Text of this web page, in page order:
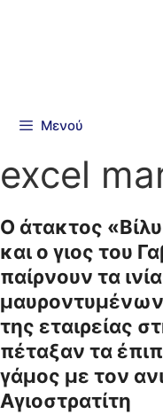
Μενού
excel
Ο άτακτος
και ο γιος του
παίρνουν τα
της εταιρείας
πέταξαν τα
γάμος με τον
Αγιοστρατίτη